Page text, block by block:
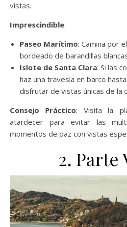
vistas.
Imprescindible:
Paseo Marítimo: Camina por
bordeado de barandillas
Islote de Santa Clara: Si las
haz una travesía en barco
disfrutar de vistas únicas de la
Consejo Práctico: Visita la
atardecer para evitar las
momentos de paz con vistas
2. Parte